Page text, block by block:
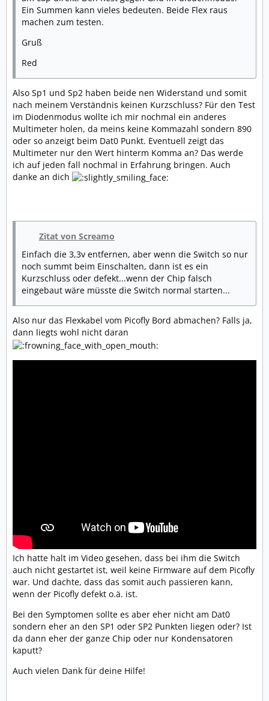
Ein Summen kann vieles bedeuten. Beide Flex raus
machen zum testen.
Gruß
Red
Also Sp1 und Sp2 haben beide nen Widerstand und somit
nach meinem Verständnis keinen Kurzschluss? Für den Test
im Diodenmodus wollte ich mir nochmal ein anderes
Multimeter holen, da meins keine Kommazahl sondern 890
oder so anzeigt beim Dat0 Punkt. Eventuell zeigt das
Multimeter nur den Wert hinterm Komma an? Das werde
ich auf jeden fall nochmal in Erfahrung bringen. Auch
danke an dich
Zitat von Screamo
Einfach die 3,3v entfernen, aber wenn die Switch so nur
noch summt beim Einschalten, dann ist es ein
Kurzschluss oder defekt...wenn der Chip falsch
eingebaut wäre müsste die Switch normal starten...
Also nur das Flexkabel vom Picofly Bord abmachen? Falls ja,
dann liegts wohl nicht daran
Ich hatte halt im Video gesehen, dass bei ihm die Switch
auch nicht gestartet ist, weil keine Firmware auf dem Picofly
war. Und dachte, dass das somit auch passieren kann,
wenn der Picofly defekt o.ä. ist.
Bei den Symptomen sollte es aber eher nicht am Dat0
sondern eher an den SP1 oder SP2 Punkten liegen oder? Ist
da dann eher der ganze Chip oder nur Kondensatoren
kaputt?
Auch vielen Dank für deine Hilfe!